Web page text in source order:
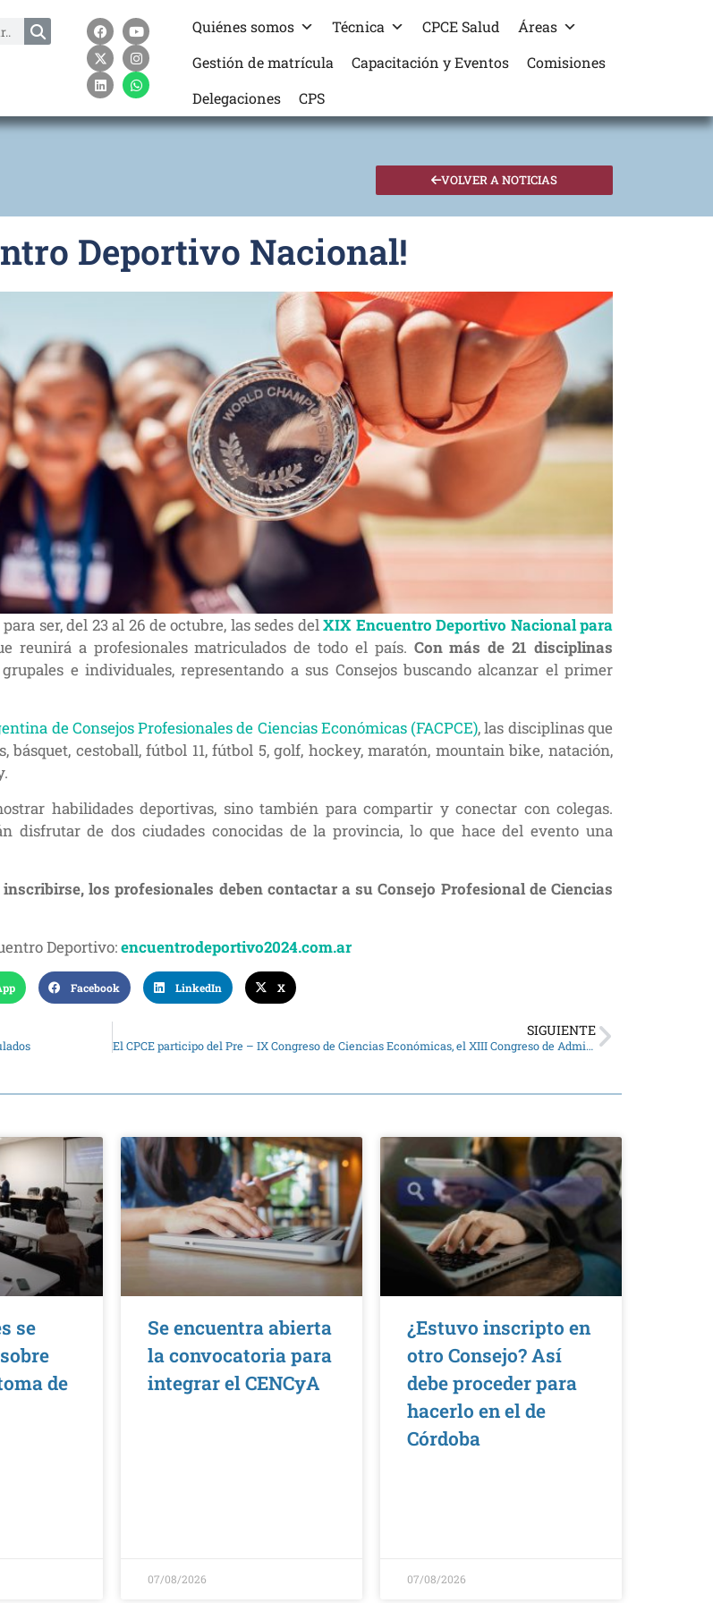
Quiénes somos Técnica CPCE Salud
Áreas
Gestión de matrícula
Capacitación y Eventos
Comisiones
Delegaciones
CPS
VOLVER A NOTICIAS
Deportivo Nacional!
ser, del 23 al 26 de octubre, las sedes delXIX Encuentro Deportivo Nacional para
reunirá a profesionales matriculados de todo el país. Con más de 21 disciplinas
e individuales, representando a sus Consejos buscando alcanzar el primer
de Consejos Profesionales de Ciencias Económicas (FACPCE), las disciplinas que
básquet, cestoball, fútbol 11, fútbol 5, golf, hockey, maratón, mountain bike, natación,
habilidades deportivas, sino también para compartir y conectar con colegas.
disfrutar de dos ciudades conocidas de la provincia, lo que hace del evento una
inscribirse, los profesionales deben contactar a su Consejo Profesional de Ciencias
Deportivo:encuentrodeportivo2024.com.ar
Facebook LinkedIn X
SIGUIENTE
El CPCE participo del Pre – IX Congreso de Ciencias Económicas, el XIII Congreso de Administración y el X Encuentro Internacional de Administración
se
de
Se encuentra abierta
la convocatoria para
integrar el CENCyA
07/08/2026
¿Estuvo inscripto en
otro Consejo? Así
debe proceder para
hacerlo en el de
Córdoba
07/08/2026